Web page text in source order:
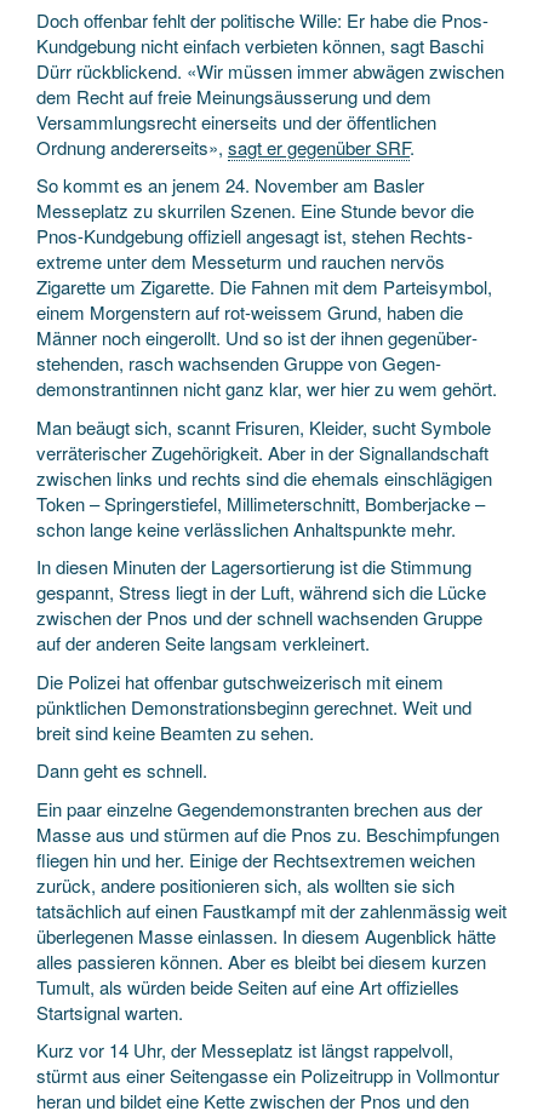
Doch offenbar fehlt der politische Wille: Er habe die Pnos-
Kundgebung nicht einfach verbieten können, sagt Baschi
Dürr rückblickend. «Wir müssen immer abwägen zwischen
dem Recht auf freie Meinungs­äusserung und dem
Versammlungs­recht einerseits und der öffentlichen
Ordnung andererseits», sagt er gegenüber SRF.
So kommt es an jenem 24. November am Basler
Messeplatz zu skurrilen Szenen. Eine Stunde bevor die
Pnos-Kundgebung offiziell angesagt ist, stehen Rechts­
extreme unter dem Messe­turm und rauchen nervös
Zigarette um Zigarette. Die Fahnen mit dem Partei­symbol,
einem Morgenstern auf rot-weissem Grund, haben die
Männer noch eingerollt. Und so ist der ihnen gegenüber­
stehenden, rasch wachsenden Gruppe von Gegen­
demonstrantinnen nicht ganz klar, wer hier zu wem gehört.
Man beäugt sich, scannt Frisuren, Kleider, sucht Symbole
verräterischer Zugehörigkeit. Aber in der Signal­landschaft
zwischen links und rechts sind die ehemals einschlägigen
Token – Springer­stiefel, Millimeter­schnitt, Bomber­jacke –
schon lange keine verlässlichen Anhalts­punkte mehr.
In diesen Minuten der Lager­sortierung ist die Stimmung
gespannt, Stress liegt in der Luft, während sich die Lücke
zwischen der Pnos und der schnell wachsenden Gruppe
auf der anderen Seite langsam verkleinert.
Die Polizei hat offenbar gutschweizerisch mit einem
pünktlichen Demonstrations­beginn gerechnet. Weit und
breit sind keine Beamten zu sehen.
Dann geht es schnell.
Ein paar einzelne Gegen­demonstranten brechen aus der
Masse aus und stürmen auf die Pnos zu. Beschimpfungen
fliegen hin und her. Einige der Rechts­extremen weichen
zurück, andere positionieren sich, als wollten sie sich
tatsächlich auf einen Faust­kampf mit der zahlen­mässig weit
überlegenen Masse einlassen. In diesem Augenblick hätte
alles passieren können. Aber es bleibt bei diesem kurzen
Tumult, als würden beide Seiten auf eine Art offizielles
Start­signal warten.
Kurz vor 14 Uhr, der Messeplatz ist längst rappelvoll,
stürmt aus einer Seiten­gasse ein Polizei­trupp in Vollmontur
heran und bildet eine Kette zwischen der Pnos und den